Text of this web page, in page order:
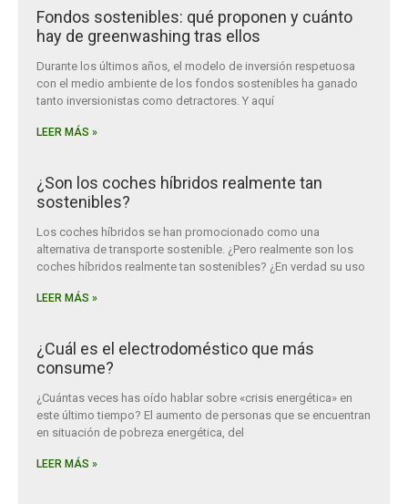
Fondos sostenibles: qué proponen y cuánto
hay de greenwashing tras ellos
Durante los últimos años, el modelo de inversión respetuosa
con el medio ambiente de los fondos sostenibles ha ganado
tanto inversionistas como detractores. Y aquí
LEER MÁS »
¿Son los coches híbridos realmente tan
sostenibles?
Los coches híbridos se han promocionado como una
alternativa de transporte sostenible. ¿Pero realmente son los
coches híbridos realmente tan sostenibles? ¿En verdad su uso
LEER MÁS »
¿Cuál es el electrodoméstico que más
consume?
¿Cuántas veces has oído hablar sobre «crisis energética» en
este último tiempo? El aumento de personas que se encuentran
en situación de pobreza energética, del
LEER MÁS »